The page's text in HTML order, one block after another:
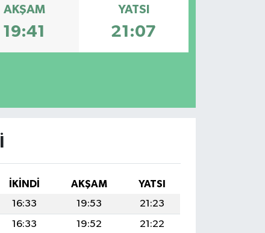
AKŞAM
19:41
YATSI
21:07
İKINDI AKŞAM
YATSI
16:33 19:53
21:23
16:33 19:52
21:22